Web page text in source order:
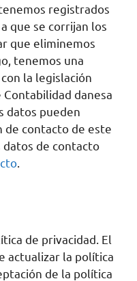
registrados
que se corrijan los
que eliminemos
tenemos una
la legislación
danesa
datos pueden
de contacto de este
de contacto
de privacidad. El
actualizar la política
de la política